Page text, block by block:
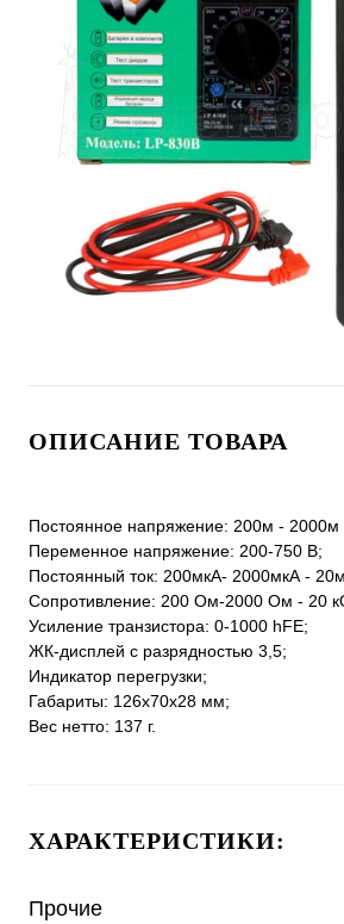
ОПИСАНИЕ ТОВАРА
Постоянное напряжение: 200м -
Переменное напряжение: 200-750 В;
Постоянный ток: 200мкА- 2000мкА -
Сопротивление: 200 Ом-2000 Ом - 20
Усиление транзистора: 0-1000 hFE;
ЖК-дисплей с разрядностью 3,5;
Индикатор перегрузки;
Габариты: 126x70x28 мм;
Вес нетто: 137 г.
ХАРАКТЕРИСТИКИ:
Прочие